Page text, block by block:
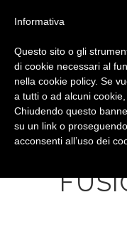
Informativa
Questo sito o gli
di cookie necessari al
nella cookie policy. Se
a tutti o ad alcuni
Chiudendo questo
su un link o
acconsenti all’uso dei